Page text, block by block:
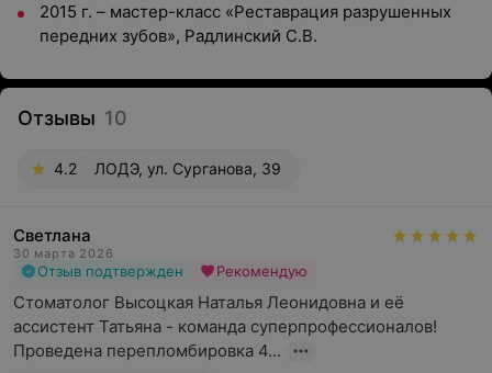
2015 г. – мастер-класс «Реставрация разрушенных
передних зубов», Радлинский С.В.
Отзывы 10
4.2 ЛОДЭ, ул. Сурганова, 39
Светлана
30 марта 2026
Отзыв подтвержден Рекомендую
Стоматолог Высоцкая Наталья Леонидовна и её
ассистент Татьяна - команда суперпрофессионалов!
Проведена перепломбировка 4...